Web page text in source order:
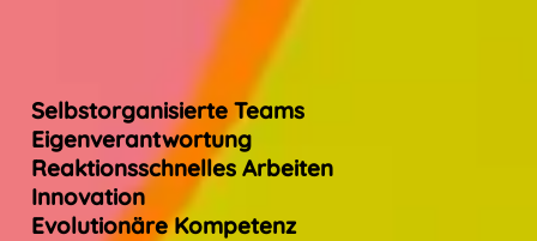
Selbstorganisierte Teams
Eigenverantwortung
Reaktionsschnelles Arbeiten
Innovation
Evolutionäre Kompetenz